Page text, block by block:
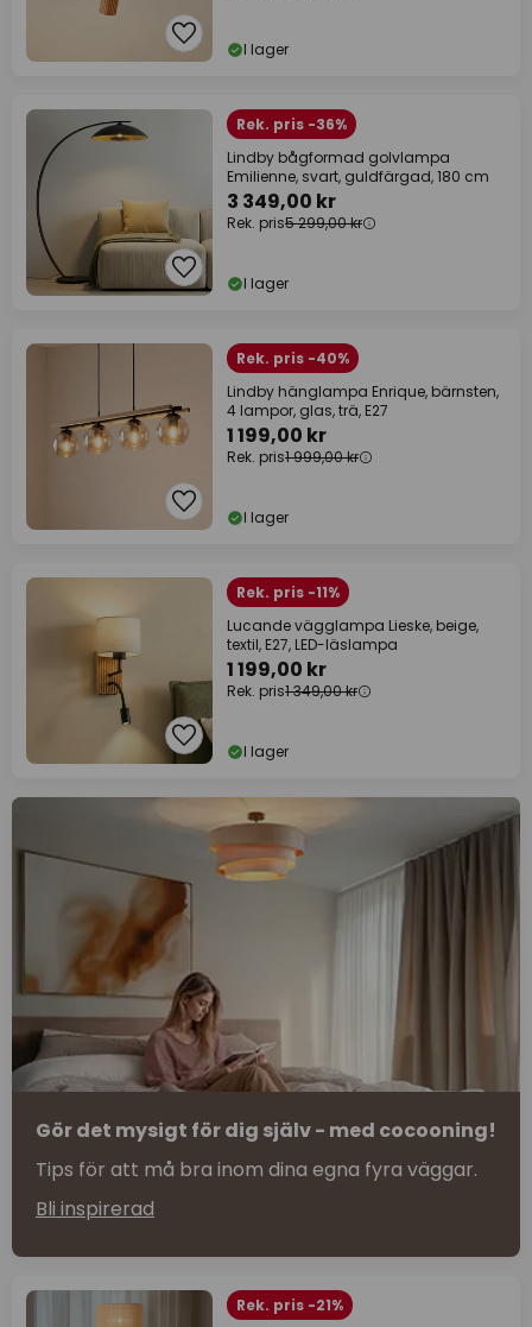
I lager
Rek. pris -36%
Lindby bågformad golvlampa
Emilienne, svart, guldfärgad, 180 cm
3 349,00 kr
Rek. pris5 299,00 kr
I lager
Rek. pris -40%
Lindby hänglampa Enrique, bärnsten,
4 lampor, glas, trä, E27
1 199,00 kr
Rek. pris1 999,00 kr
I lager
Rek. pris -11%
Lucande vägglampa Lieske, beige,
textil, E27, LED-läslampa
1 199,00 kr
Rek. pris1 349,00 kr
I lager
Gör det mysigt för dig själv - med cocooning!
Tips för att må bra inom dina egna fyra väggar.
Bli inspirerad
Rek. pris -21%